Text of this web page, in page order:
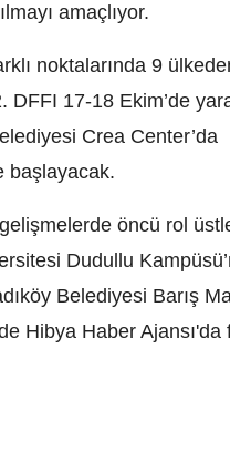
amaçlıyor.
noktalarında 9
17-18 Ekim’de
Crea Center’da
başlayacak.
öncü rol
Dudullu
Belediyesi Barış
Hibya Haber Ajansı'da